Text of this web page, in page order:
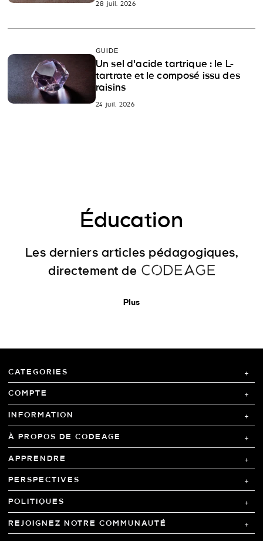
28 juil. 2026
GUIDE
Un sel d'acide tartrique : le L-
tartrate et le composé issu des
raisins
24 juil. 2026
Éducation
Les derniers articles pédagogiques,
directement de
Plus
CATEGORIES
COMPTE
INFORMATION
À PROPOS DE CODEAGE
APPRENDRE
PERSPECTIVES
POLITIQUES
REJOIGNEZ NOTRE COMMUNAUTÉ